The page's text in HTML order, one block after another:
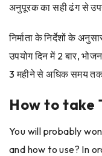
अनुपूरक का सही ढंग से
निर्माता के निर्देशों के
उपयोग दिन में 2 बार,
3 महीने से अधिक समय
How to take
You will probably
and how to use? In